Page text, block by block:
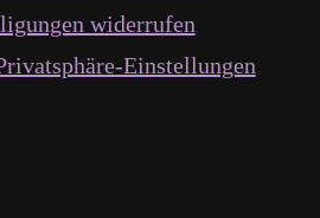
widerrufen
Einstellungen